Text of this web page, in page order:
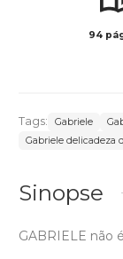
94
Tags: Gabriele
Gabriele delicadeza
Sinopse
GABRIELE não